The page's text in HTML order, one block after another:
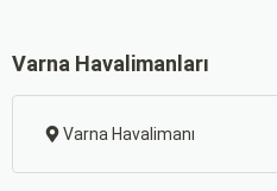
Varna Havalimanları
Varna Havalimanı